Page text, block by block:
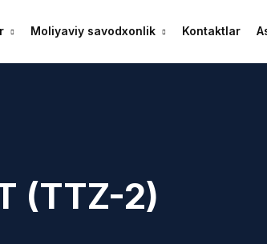
Moliyaviy savodxonlik Kontaktlar
(TTZ-2)